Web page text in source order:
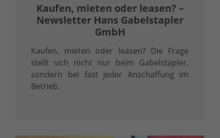
Kaufen, mieten oder leasen? –
Newsletter Hans Gabelstapler
GmbH
Kaufen, mieten oder leasen? Die Frage
stellt sich nicht nur beim Gabelstapler,
sondern bei fast jeder Anschaffung im
Betrieb.